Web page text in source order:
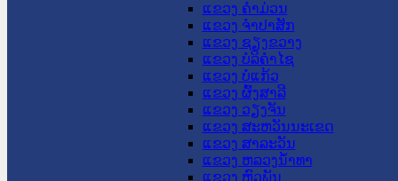
ແຂວງ ຄໍາມ່ວນ
ແຂວງ ຈໍາປາສັກ
ແຂວງ ຊຽງຂວາງ
ແຂວງ ບໍລິຄໍາໄຊ
ແຂວງ ບໍ່ແກ້ວ
ແຂວງ ຜົ້ງສາລີ
ແຂວງ ວຽງຈັນ
ແຂວງ ສະຫວັນນະເຂດ
ແຂວງ ສາລະວັນ
ແຂວງ ຫລວງນໍ້າທາ
ແຂວງ ຫົວພັນ